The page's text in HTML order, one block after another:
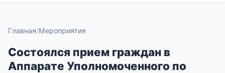
Главная Мероприятия
Состоялся прием граждан в
Аппарате Уполномоченного по